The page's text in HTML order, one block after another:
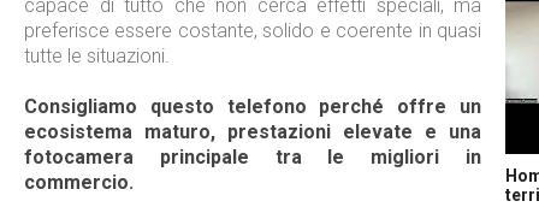
capace di tutto che non cerca effetti speciali, ma
preferisce essere costante, solido e coerente in quasi
tutte le situazioni.
Consigliamo questo telefono perché offre un
ecosistema maturo, prestazioni elevate e una
fotocamera principale tra le migliori in
commercio.